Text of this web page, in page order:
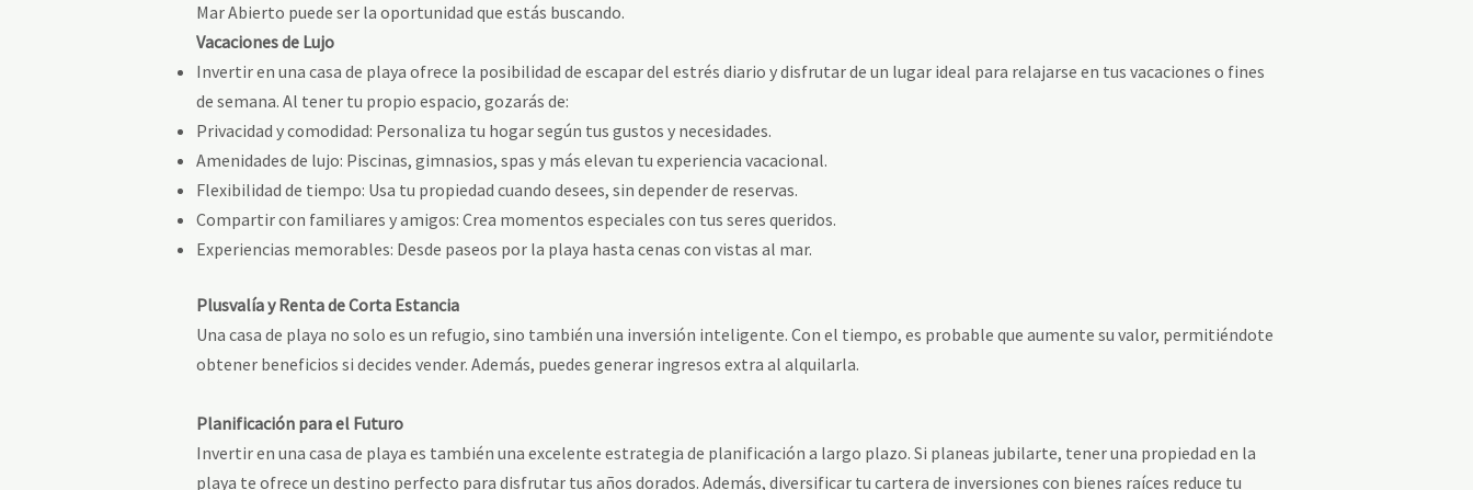
Mar Abierto puede ser la oportunidad que estás buscando.
Vacaciones de Lujo
Invertir en una casa de playa ofrece la posibilidad de escapar del estrés diario y disfrutar de un lugar ideal para relajarse en tus vacaciones o fines
de semana. Al tener tu propio espacio, gozarás de:
Privacidad y comodidad: Personaliza tu hogar según tus gustos y necesidades.
Amenidades de lujo: Piscinas, gimnasios, spas y más elevan tu experiencia vacacional.
Flexibilidad de tiempo: Usa tu propiedad cuando desees, sin depender de reservas.
Compartir con familiares y amigos: Crea momentos especiales con tus seres queridos.
Experiencias memorables: Desde paseos por la playa hasta cenas con vistas al mar.
Plusvalía y Renta de Corta Estancia
Una casa de playa no solo es un refugio, sino también una inversión inteligente. Con el tiempo, es probable que aumente su valor, permitiéndote
obtener beneficios si decides vender. Además, puedes generar ingresos extra al alquilarla.
Planificación para el Futuro
Invertir en una casa de playa es también una excelente estrategia de planificación a largo plazo. Si planeas jubilarte, tener una propiedad en la
playa te ofrece un destino perfecto para disfrutar tus años dorados. Además, diversificar tu cartera de inversiones con bienes raíces reduce tu